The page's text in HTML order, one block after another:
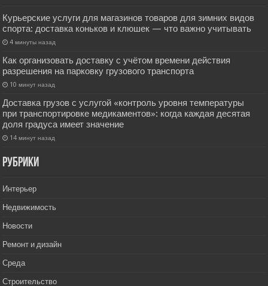
Курьерские услуги для магазинов товаров для зимних видов
спорта: доставка коньков и клюшек — что важно учитывать
4 минуты назад
Как организовать доставку с учётом времени действия
разрешения на парковку грузового транспорта
10 минут назад
Доставка грузов с услугой «контроль уровня температуры
при транспортировке медикаментов»: когда каждая десятая
доля градуса имеет значение
14 минут назад
РУбрики
Интерьер
Недвижимость
Новости
Ремонт и дизайн
Среда
Строительство